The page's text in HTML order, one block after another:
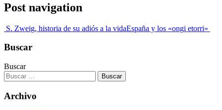
Post navigation
S. Zweig, historia de su adiós a la vidaEspaña y los «ongi etorri»
Buscar
Buscar
Archivo